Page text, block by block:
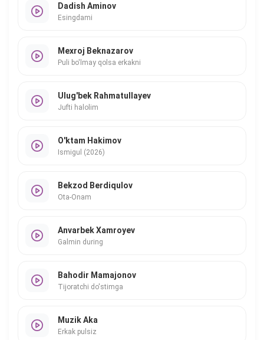
Dadish Aminov
Esingdami
Mexroj Beknazarov
Puli bo'lmay qolsa erkakni
Ulug'bek Rahmatullayev
Jufti halolim
O'ktam Hakimov
Ismigul (2026)
Bekzod Berdiqulov
Ota-Onam
Anvarbek Xamroyev
Galmin during
Bahodir Mamajonov
Tijoratchi do'stimga
Muzik Aka
Erkak pulsiz